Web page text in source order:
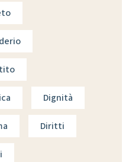
Dignità
Diritti